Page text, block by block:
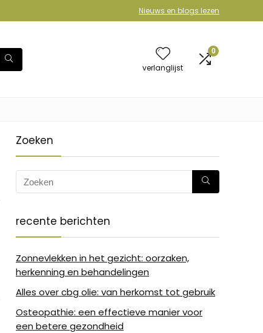
Nieuws en blogs lezen
verlanglijst
0
Zoeken
recente berichten
Zonnevlekken in het gezicht: oorzaken,
herkenning en behandelingen
Alles over cbg olie: van herkomst tot gebruik
Osteopathie: een effectieve manier voor
een betere gezondheid